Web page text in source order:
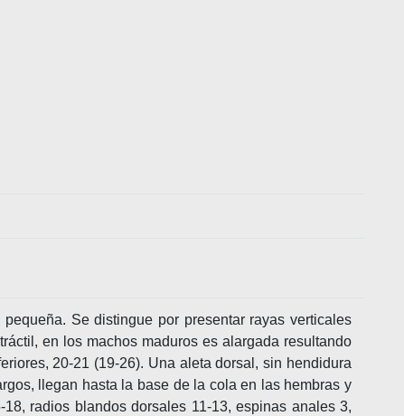
Se distingue por presentar rayas verticales
en los machos maduros es alargada resultando
20-21 (19-26). Una aleta dorsal, sin hendidura
llegan hasta la base de la cola en las hembras y
radios blandos dorsales 11-13, espinas anales 3,